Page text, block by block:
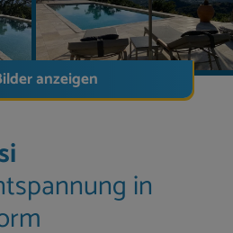
anzeigen
in